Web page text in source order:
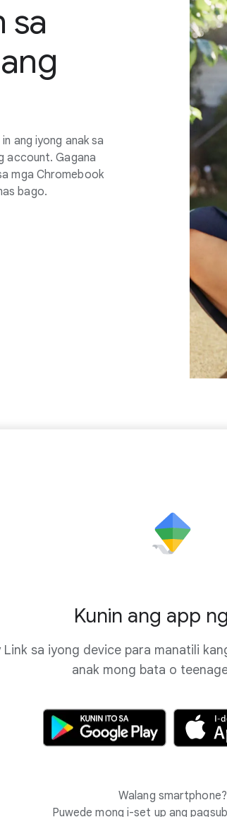
sa
ang iyong anak sa
account. Gagana
mga Chromebook
bago.
Kunin ang app
sa iyong device para manatili
anak mong bata o
Walang smartphone?
Puwede mong i-set up ang